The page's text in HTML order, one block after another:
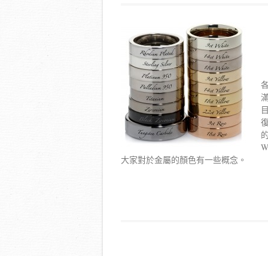
大家對於金屬的顏色有一些概念。